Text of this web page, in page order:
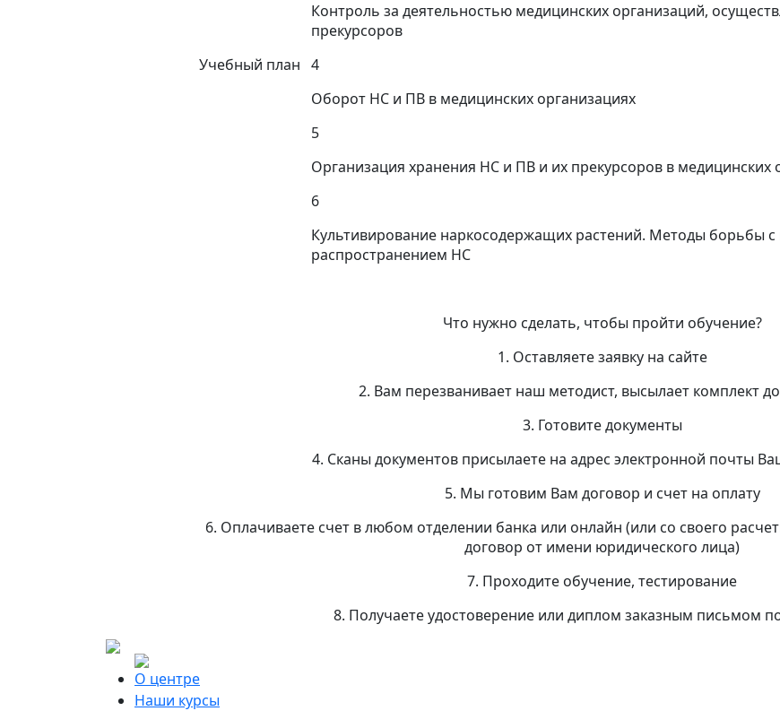
Учебный план
Контроль за деятельностью медицинских организаций,
прекурсоров
4
Оборот НС и ПВ в медицинских организациях
5
Организация хранения НС и ПВ и их прекурсоров в медицинских
6
Культивирование наркосодержащих растений. Методы борьбы
распространением НС
Что нужно сделать, чтобы пройти обучение?
1. Оставляете заявку на сайте
2. Вам перезванивает наш методист, высылает комплект
3. Готовите документы
4. Сканы документов присылаете на адрес электронной почты
5. Мы готовим Вам договор и счет на оплату
6. Оплачиваете счет в любом отделении банка или онлайн (или со своего
договор от имени юридического лица)
7. Проходите обучение, тестирование
8. Получаете удостоверение или диплом заказным письмом
О центре
Наши курсы